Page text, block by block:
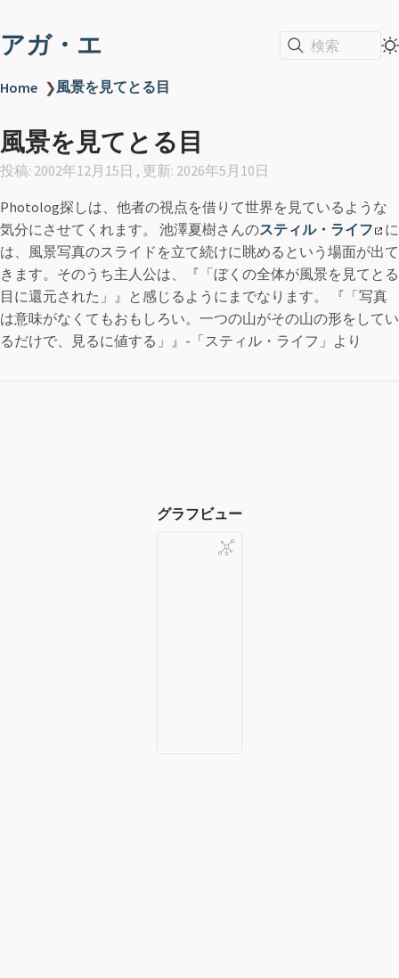
アガ・エ 検索
Home ❯風景を見てとる目
風景を見てとる目
投稿: 2002年12月15日 , 更新: 2026年5月10日
Photolog探しは、他者の視点を借りて世界を見ているような
気分にさせてくれます。 池澤夏樹さんのスティル・ライフ
に
は、風景写真のスライドを立て続けに眺めるという場面が出て
きます。そのうち主人公は、『
ぼくの全体が風景を見てとる
目に還元された
』と感じるようにまでなります。 『
写真
は意味がなくてもおもしろい。一つの山がその山の形をしてい
るだけで、見るに値する
』-「スティル・ライフ」より
グラフビュー